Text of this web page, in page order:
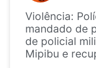
Violência:
mandado de
de policial
Mipibu e